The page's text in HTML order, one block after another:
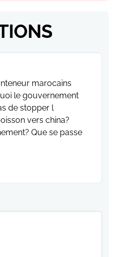
marocains
le gouvernement
de stopper l
vers china?
Que se passe